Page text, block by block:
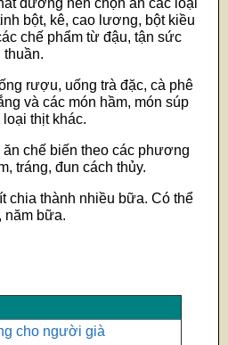
đường nên chọn ăn các loại
bột, kê, cao lương, bột kiều
chế phẩm từ đậu, tận sức
rượu, uống trà đặc, cà phê
và các món hầm, món súp
thịt khác.
chế biến theo các phương
tráng, đun cách thủy.
chia thành nhiều bữa. Có thể
năm bữa.
cho người già